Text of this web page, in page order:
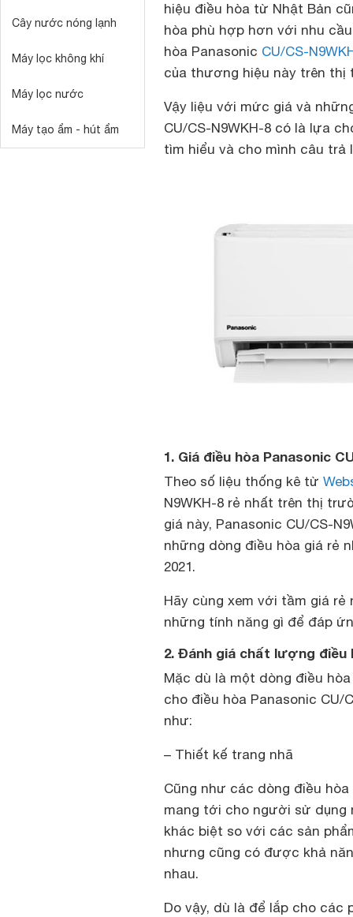
Cây nước nóng lạnh
Máy lọc không khí
Máy lọc nước
Máy tạo ẩm - hút ẩm
hiệu điều hòa từ Nhật Bản
hòa phù hợp hơn với nhu
hòa Panasonic CU/CS-
của thương hiệu này trên thị
Vậy liệu với mức giá và
CU/CS-N9WKH-8 có là lựa
tìm hiểu và cho mình câu trả
1. Giá điều hòa Panasonic
Theo số liệu thống kê từ
N9WKH-8 rẻ nhất trên thị
giá này, Panasonic CU/CS-
những dòng điều hòa giá rẻ
2021.
Hãy cùng xem với tầm giá rẻ
những tính năng gì để đáp
2. Đánh giá chất lượng điều
Mặc dù là một dòng điều
cho điều hòa Panasonic CU/
như:
– Thiết kế trang nhã
Cũng như các dòng điều
mang tới cho người sử dụng
khác biệt so với các sản
nhưng cũng có được khả
nhau.
Do vậy, dù là để lắp cho